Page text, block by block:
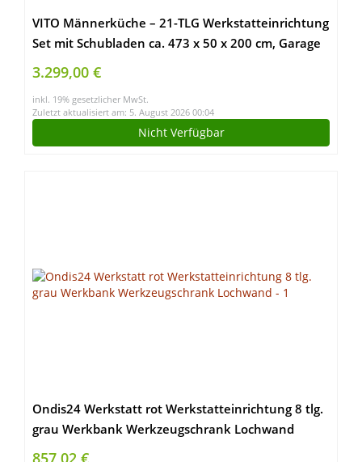
VITO Männerküche – 21-TLG Werkstatteinrichtung
Set mit Schubladen ca. 473 x 50 x 200 cm, Garage
Werkstatteinrichtung, Werkbank,
Werkzeugschrank, Werkbank mit
Holzarbeitsplatte – (VIAGCSETC)
3.299,00 €
inkl. 19% gesetzlicher MwSt.
Zuletzt aktualisiert am: 5. August 2026 00:04
Nicht Verfügbar
Ondis24 Werkstatt rot Werkstatteinrichtung 8 tlg.
grau Werkbank Werkzeugschrank Lochwand
857,02 €